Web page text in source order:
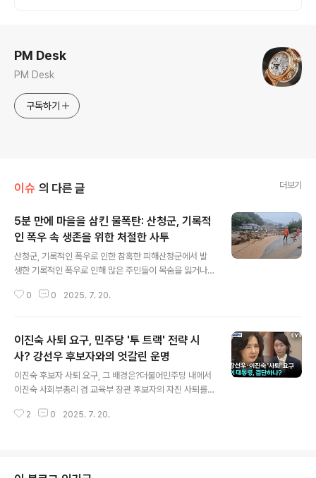
PM Desk
PM Desk
구독하기
이슈 의 다른 글 더보기
5분 만에 마을을 삼킨 물폭탄: 산청군, 기록적
인 폭우 속 생존을 위한 처절한 사투
산청군, 기록적인 폭우로 인한 참혹한 피해산청군에서 발
생한 기록적인 폭우로 인해 많은 주민들이 목숨을 잃거나
서만 발생한 피해 규모가 지난 4일간 전국에서 발생한 피
간에 불어나면서 대규모 인명 피해를 막지 못했습니다. 눈
깜짝할 사이에 덮친 재앙: 생생한 피해 현장전봇대가 나무
젓가락처럼 꺾이고, 수백 킬로그램에 달하는 사료 덩어리
가 거센 물살에 속수무책으로 떠내려가는 처참한 현장이
목격되었습니다. 흙탕물이 눈 깜짝할 사이에 집 1층을 완전
히 집어삼키는 모습은 그 당시의 긴박했던 상황을 여실히
0 0 2025. 7. 20.
이진숙 사퇴 요구, 민주당 '투 트랙' 전략 시
사? 강선우 후보자와의 엇갈린 운명
이진숙 후보자 사퇴 요구, 그 배경은?더불어민주당 내에서
이진숙 사회부총리 겸 교육부 장관 후보자의 자진 사퇴를
욱 의원에 이어 두 번째로 이 후보자의 '현명한 결단'을 촉
을 언급하며, 윤석열 정권의 인사 독주를 비판해온 민주당
2 0 2025. 7. 20.